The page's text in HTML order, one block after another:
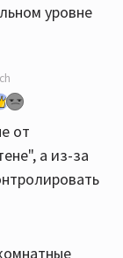
уровне
от
а из-за